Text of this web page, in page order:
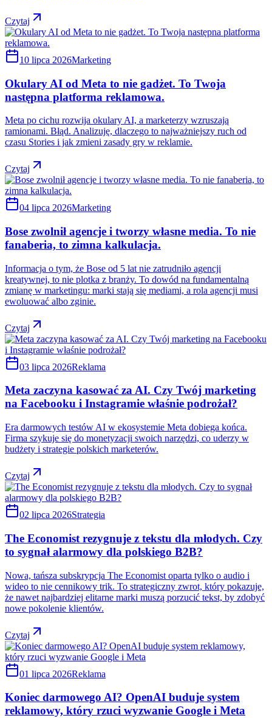
Czytaj
10 lipca 2026Marketing
Okulary AI od Meta to nie gadżet. To Twoja
następna platforma reklamowa.
Meta po cichu rozwija okulary AI, a marketerzy wzruszają
ramionami. Błąd. Analizuję, dlaczego to najważniejszy ruch od
czasu Stories i jak zmieni zasady gry w reklamie.
Czytaj
04 lipca 2026Marketing
Bose zwolnił agencje i tworzy własne media. To nie
fanaberia, to zimna kalkulacja.
Informacja o tym, że Bose od 5 lat nie zatrudniło agencji
kreatywnej, to nie plotka z branży. To dowód na fundamentalną
zmianę w marketingu: marki stają się mediami, a rola agencji musi
ewoluować albo zginie.
Czytaj
03 lipca 2026Reklama
Meta zaczyna kasować za AI. Czy Twój marketing
na Facebooku i Instagramie właśnie podrożał?
Era darmowych testów AI w ekosystemie Meta dobiega końca.
Firma szykuje się do monetyzacji swoich narzędzi, co uderzy w
budżety i strategie polskich marketerów.
Czytaj
02 lipca 2026Strategia
The Economist rezygnuje z tekstu dla młodych. Czy
to sygnał alarmowy dla polskiego B2B?
Nowa, tańsza subskrypcja The Economist oparta tylko o audio i
wideo to nie cennikowy trik. To strategiczny zwrot, który pokazuje,
że nawet najbardziej elitarne marki muszą porzucić tekst, by zdobyć
nowe pokolenie klientów.
Czytaj
01 lipca 2026Reklama
Koniec darmowego AI? OpenAI buduje system
reklamowy, który rzuci wyzwanie Google i Meta